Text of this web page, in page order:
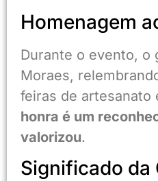
Homenagem
Durante o evento, o
Moraes,
feiras de artesanato
honra é um
valorizou.
Significado da